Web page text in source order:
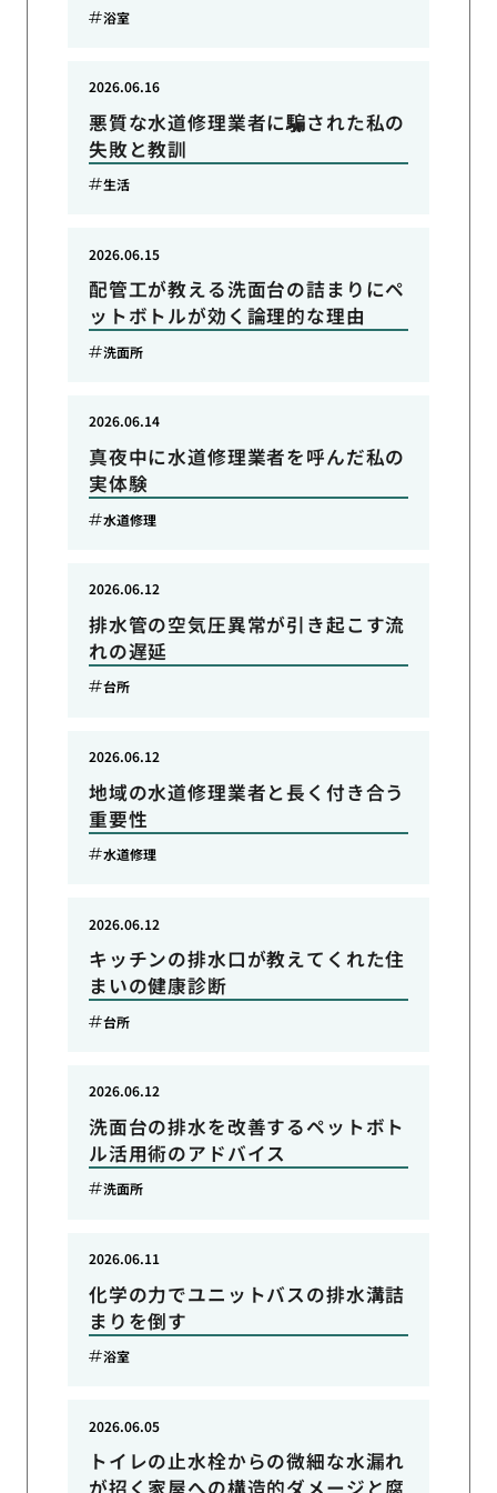
浴室
悪質な水道修理業者に騙された私の
失敗と教訓
2026.06.16
生活
配管工が教える洗面台の詰まりにペ
ットボトルが効く論理的な理由
2026.06.15
洗面所
真夜中に水道修理業者を呼んだ私の
実体験
2026.06.14
水道修理
排水管の空気圧異常が引き起こす流
れの遅延
2026.06.12
台所
地域の水道修理業者と長く付き合う
重要性
2026.06.12
水道修理
キッチンの排水口が教えてくれた住
まいの健康診断
2026.06.12
台所
洗面台の排水を改善するペットボト
ル活用術のアドバイス
2026.06.12
洗面所
化学の力でユニットバスの排水溝詰
まりを倒す
2026.06.11
浴室
トイレの止水栓からの微細な水漏れ
2026.06.05